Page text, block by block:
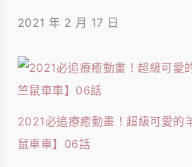
2021 年 2 月 17 日
2021必追療癒動畫！超級可愛的
鼠車車】06話